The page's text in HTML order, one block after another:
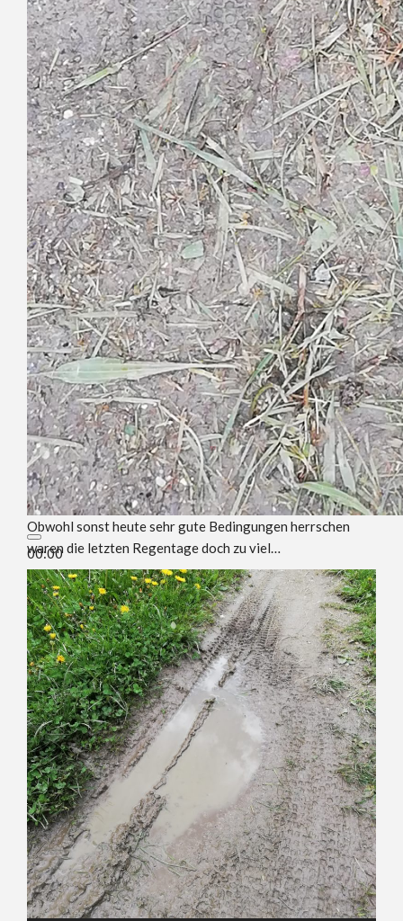
00:00
00:00
00:09
Obwohl sonst heute sehr gute Bedingungen herrschen
waren die letzten Regentage doch zu viel…